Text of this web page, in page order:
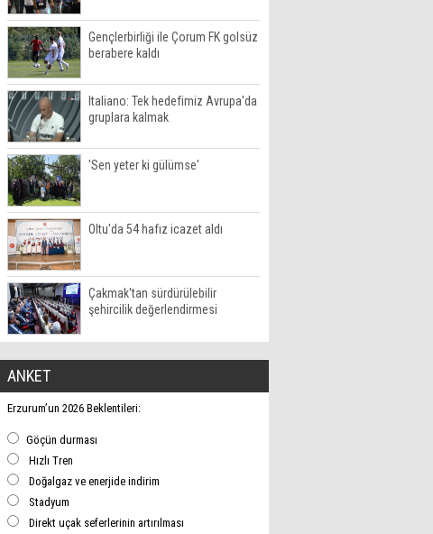
Gençlerbirliği ile Çorum FK golsüz
berabere kaldı
Italiano: Tek hedefimiz Avrupa'da
gruplara kalmak
'Sen yeter ki gülümse'
Oltu'da 54 hafız icazet aldı
Çakmak'tan sürdürülebilir
şehircilik değerlendirmesi
ANKET
Erzurum’un 2026 Beklentileri:
Göçün durması
Hızlı Tren
Doğalgaz ve enerjide indirim
Stadyum
Direkt uçak seferlerinin artırılması